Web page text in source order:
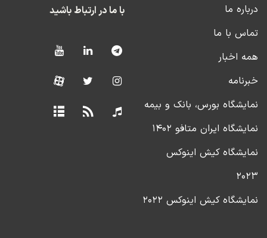
درباره ما
تماس با ما
همه اخبار
خبرنامه
نمایشگاه بورس، بانک و بیمه
نمایشگاه ایران متافو ۱۴۰۲
نمایشگاه کیش اینوکس
۲۰۲۳
نمایشگاه کیش اینوکس ۲۰۲۲
با ما در ارتباط باشید